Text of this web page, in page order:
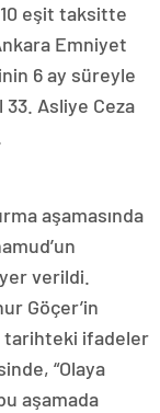
10 eşit taksitte
Emniyet
6 ay süreyle
Asliye Ceza
aşamasında
verildi.
Göçer’in
tarihteki ifadeler
“Olaya
aşamada